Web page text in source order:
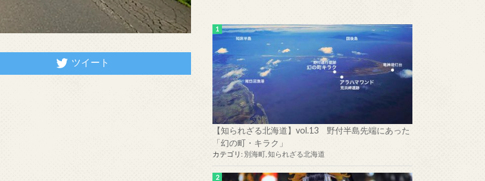
ツイート
【知られざる北海道】vol.13 野付半島先端にあった
「幻の町・キラク」
カテゴリ: 別海町 知られざる北海道